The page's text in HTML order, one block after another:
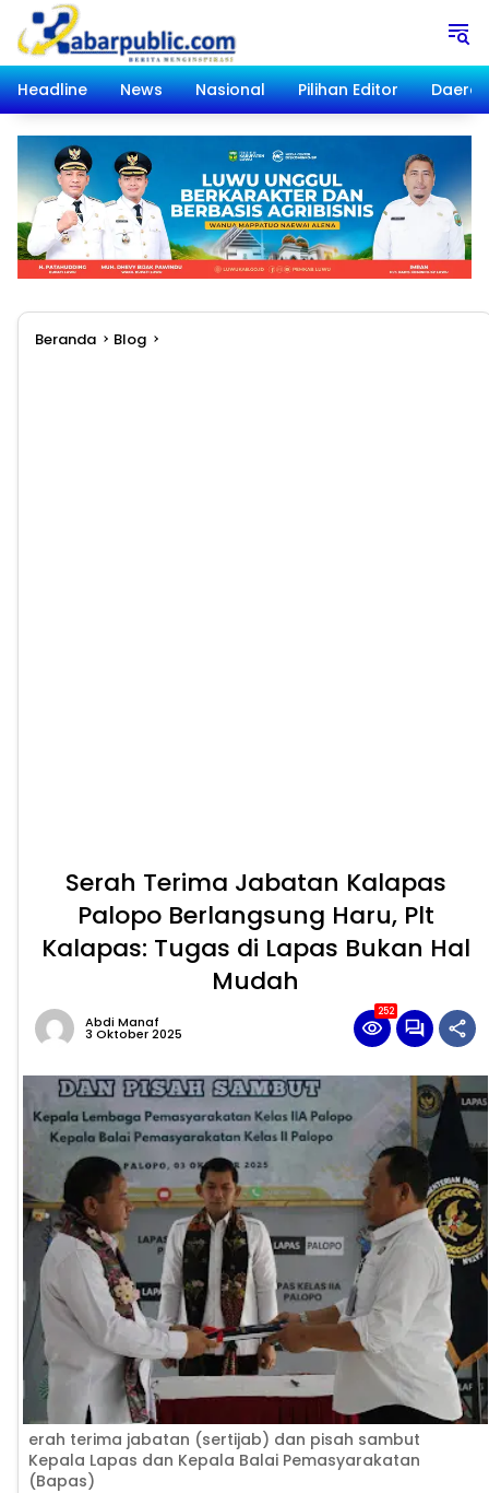
Langsung
konten
Headline
News Nasional Pilihan Editor Daerah
Beranda Blog
Serah Terima Jabatan Kalapas
Palopo Berlangsung Haru, Plt
Kalapas: Tugas di Lapas Bukan Hal
Mudah
Abdi Manaf
3 Oktober 2025
252
erah terima jabatan (sertijab) dan pisah sambut
Kepala Lapas dan Kepala Balai Pemasyarakatan
(Bapas)